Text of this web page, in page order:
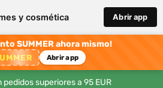
y cosmética Abrir app
SUMMER ahora mismo!
Abrir app
pedidos superiores a 95 EUR